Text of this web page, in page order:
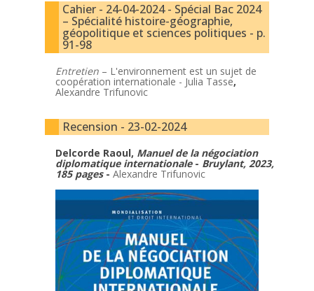
Cahier - 24-04-2024 - Spécial Bac 2024
– Spécialité histoire-géographie,
géopolitique et sciences politiques - p.
91-98
Entretien – L'environnement est un sujet de
coopération internationale - Julia Tasse,
Alexandre Trifunovic
Recension - 23-02-2024
Delcorde Raoul, Manuel de la négociation
diplomatique internationale- Bruylant, 2023,
185 pages- Alexandre Trifunovic